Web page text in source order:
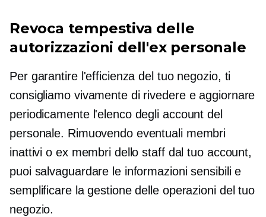
Revoca tempestiva delle
autorizzazioni dell'ex personale
Per garantire l'efficienza del tuo negozio, ti
consigliamo vivamente di rivedere e aggiornare
periodicamente l'elenco degli account del
personale. Rimuovendo eventuali membri
inattivi o ex membri dello staff dal tuo account,
puoi salvaguardare le informazioni sensibili e
semplificare la gestione delle operazioni del tuo
negozio.